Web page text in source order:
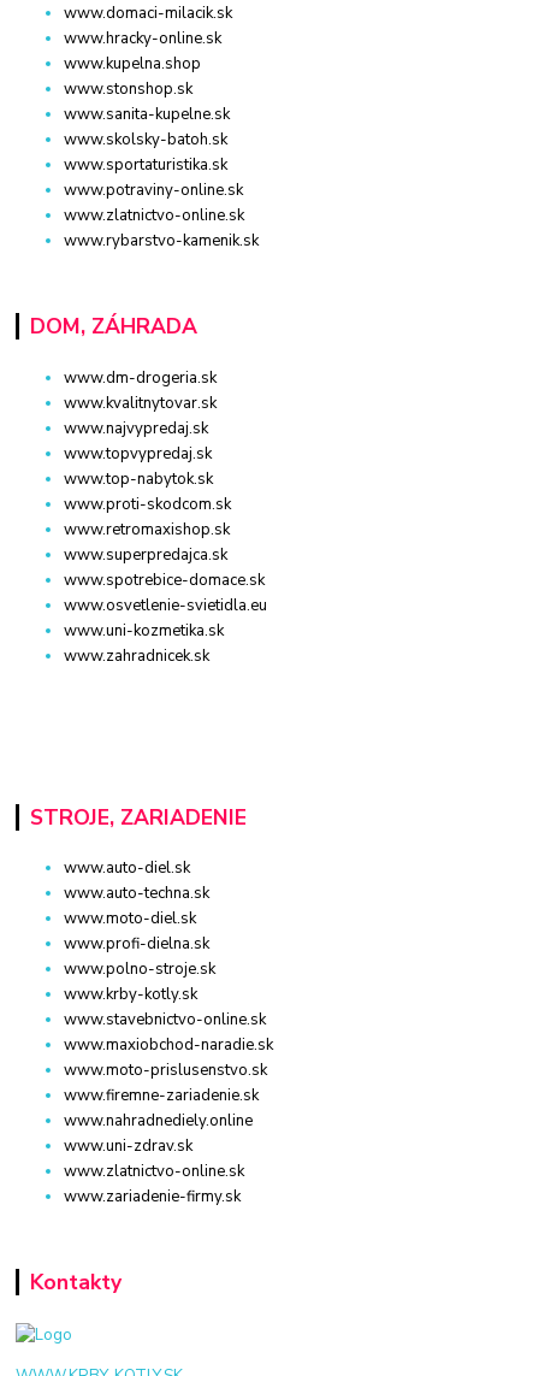
www.domaci-milacik.sk
www.hracky-online.sk
www.kupelna.shop
www.stonshop.sk
www.sanita-kupelne.sk
www.skolsky-batoh.sk
www.sportaturistika.sk
www.potraviny-online.sk
www.zlatnictvo-online.sk
www.rybarstvo-kamenik.sk
DOM, ZÁHRADA
www.dm-drogeria.sk
www.kvalitnytovar.sk
www.najvypredaj.sk
www.topvypredaj.sk
www.top-nabytok.sk
www.proti-skodcom.sk
www.retromaxishop.sk
www.superpredajca.sk
www.spotrebice-domace.sk
www.osvetlenie-svietidla.eu
www.uni-kozmetika.sk
www.zahradnicek.sk
STROJE, ZARIADENIE
www.auto-diel.sk
www.auto-techna.sk
www.moto-diel.sk
www.profi-dielna.sk
www.polno-stroje.sk
www.krby-kotly.sk
www.stavebnictvo-online.sk
www.maxiobchod-naradie.sk
www.moto-prislusenstvo.sk
www.firemne-zariadenie.sk
www.nahradnediely.online
www.uni-zdrav.sk
www.zlatnictvo-online.sk
www.zariadenie-firmy.sk
Kontakty